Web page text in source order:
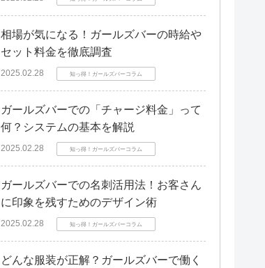
相場が気になる！ガールズバーの時給や
セット料金を徹底調査
2025.02.28 知っ得！ガールズバーコラム
ガールズバーでの「チャージ料金」って
何？システムの基本を解説
2025.02.28 知っ得！ガールズバーコラム
ガールズバーでの名刺活用法！お客さん
に印象を残すためのデザイン術
2025.02.28 知っ得！ガールズバーコラム
どんな服装が正解？ガールズバーで働く